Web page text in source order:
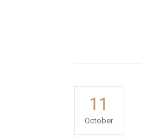
11
October